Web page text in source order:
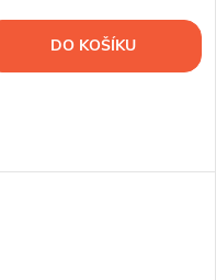
DO KOŠÍKU